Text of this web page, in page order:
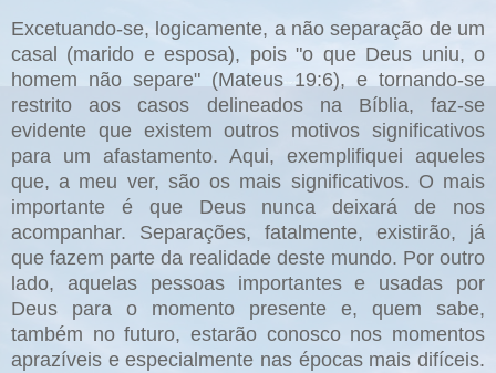
Excetuando-se, logicamente, a não separação de um
casal (marido e esposa), pois "o que Deus uniu, o
homem não separe" (Mateus 19:6), e tornando-se
restrito aos casos delineados na Bíblia, faz-se
evidente que existem outros motivos significativos
para um afastamento. Aqui, exemplifiquei aqueles
que, a meu ver, são os mais significativos. O mais
importante é que Deus nunca deixará de nos
acompanhar. Separações, fatalmente, existirão, já
que fazem parte da realidade deste mundo. Por outro
lado, aquelas pessoas importantes e usadas por
Deus para o momento presente e, quem sabe,
também no futuro, estarão conosco nos momentos
aprazíveis e especialmente nas épocas mais difíceis.